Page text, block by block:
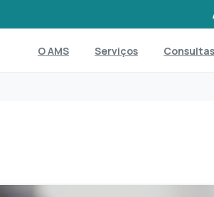
O AMS Serviços